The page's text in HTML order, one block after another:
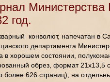
Министерства
год.
конволют, напечатан в
департамента
в хорошем состоянии,
обрез, формат 21х13,5
более 626 страниц), на